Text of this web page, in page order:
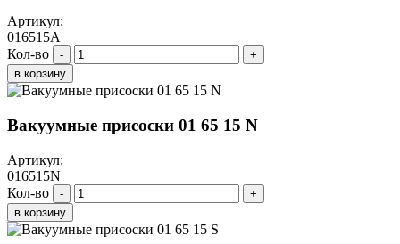
Артикул:
016515A
Кол-во
-
+
в корзину
Вакуумные присоски 01 65 15 N
Артикул:
016515N
Кол-во
-
+
в корзину